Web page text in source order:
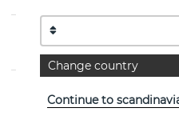
EIGENSCHAFTEN
Change country
Continue to